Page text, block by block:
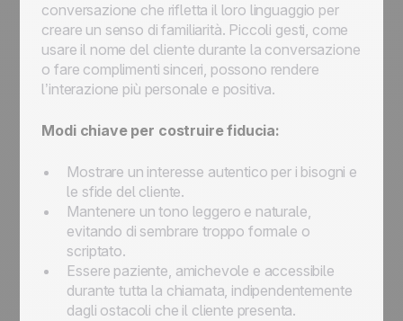
conversazione che rifletta il loro linguaggio per
creare un senso di familiarità. Piccoli gesti, come
usare il nome del cliente durante la conversazione
o fare complimenti sinceri, possono rendere
l’interazione più personale e positiva.
Modi chiave per costruire fiducia:
Mostrare un interesse autentico per i bisogni e
le sfide del cliente.
Mantenere un tono leggero e naturale,
evitando di sembrare troppo formale o
scriptato.
Essere paziente, amichevole e accessibile
durante tutta la chiamata, indipendentemente
dagli ostacoli che il cliente presenta.